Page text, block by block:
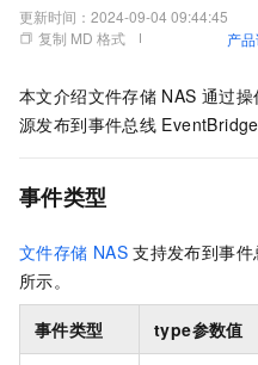
更新时间： 2024-09-04 09:44:45
复制 MD 格式
产
本文介绍文件存储 NAS 通过
源发布到事件总线 EventBridge
事件类型
文件存储 NAS 支持发布到事件
所示。
事件类型 type参数值